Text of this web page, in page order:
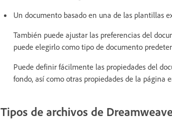
Un documento basado en una de las plantillas
También puede ajustar las preferencias del
puede elegirlo como tipo de documento
Puede definir fácilmente las propiedades del
fondo, así como otras propiedades de la página
Tipos de archivos de